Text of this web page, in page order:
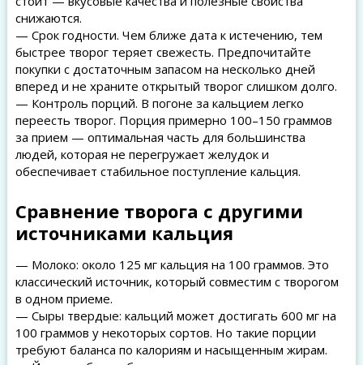
снижаются.
— Срок годности. Чем ближе дата к истечению, тем
быстрее творог теряет свежесть. Предпочитайте
покупки с достаточным запасом на несколько дней
вперед и не храните открытый творог слишком долго.
— Контроль порций. В погоне за кальцием легко
переесть творог. Порция примерно 100–150 граммов
за прием — оптимальная часть для большинства
людей, которая не перегружает желудок и
обеспечивает стабильное поступление кальция.
Сравнение творога с другими
источниками кальция
— Молоко: около 125 мг кальция на 100 граммов. Это
классический источник, который совместим с творогом
в одном приеме.
— Сыры твердые: кальций может достигать 600 мг на
100 граммов у некоторых сортов. Но такие порции
требуют баланса по калориям и насыщенным жирам.